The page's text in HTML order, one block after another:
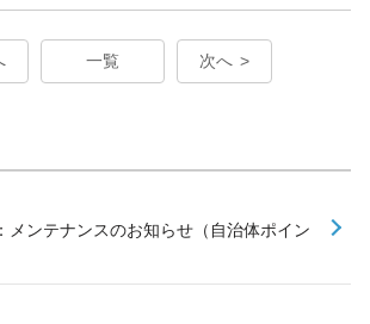
一覧 次へ
メンテナンスのお知らせ（自治体ポイン